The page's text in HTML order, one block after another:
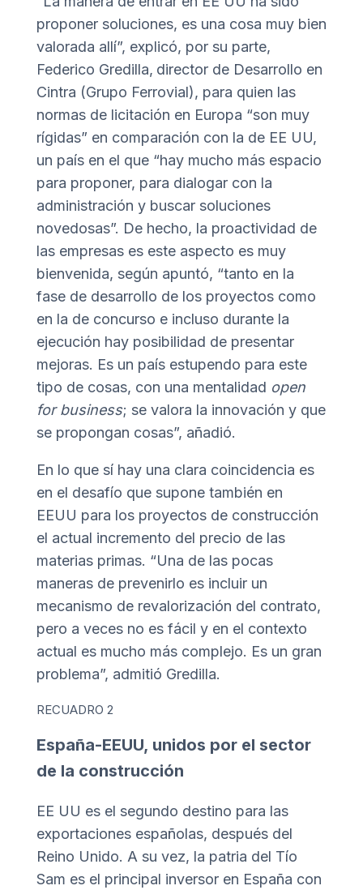
proponer soluciones, es una cosa muy bien
valorada allí”, explicó, por su parte,
Federico Gredilla, director de Desarrollo en
Cintra (Grupo Ferrovial), para quien las
normas de licitación en Europa “son muy
rígidas” en comparación con la de EE UU,
un país en el que “hay mucho más espacio
para proponer, para dialogar con la
administración y buscar soluciones
novedosas”. De hecho, la proactividad de
las empresas es este aspecto es muy
bienvenida, según apuntó, “tanto en la
fase de desarrollo de los proyectos como
en la de concurso e incluso durante la
ejecución hay posibilidad de presentar
mejoras. Es un país estupendo para este
tipo de cosas, con una mentalidad open
for business; se valora la innovación y que
se propongan cosas”, añadió.
En lo que sí hay una clara coincidencia es
en el desafío que supone también en
EEUU para los proyectos de construcción
el actual incremento del precio de las
materias primas. “Una de las pocas
maneras de prevenirlo es incluir un
mecanismo de revalorización del contrato,
pero a veces no es fácil y en el contexto
actual es mucho más complejo. Es un gran
problema”, admitió Gredilla.
RECUADRO 2
España-EEUU, unidos por el sector
de la construcción
EE UU es el segundo destino para las
exportaciones españolas, después del
Reino Unido. A su vez, la patria del Tío
Sam es el principal inversor en España con